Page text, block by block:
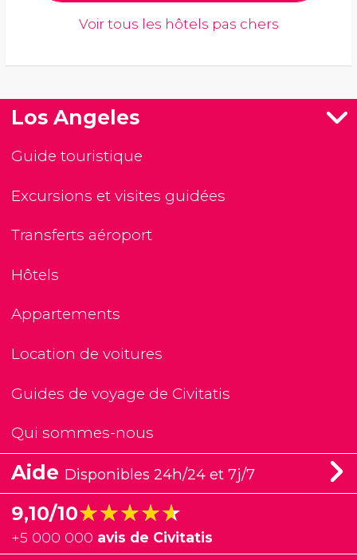
Voir tous les hôtels pas chers
Los Angeles
Guide touristique
Excursions et visites guidées
Transferts aéroport
Hôtels
Appartements
Location de voitures
Guides de voyage de Civitatis
Qui sommes-nous
Aide Disponibles 24h/24 et 7j/7
9,10/10★★★★★
★★★★★
+5 000 000 avis de Civitatis